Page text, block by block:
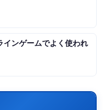
インゲームでよく使われ